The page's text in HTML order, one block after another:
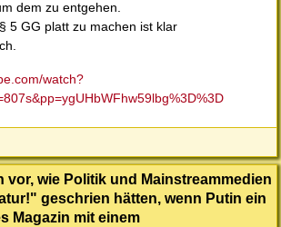
dem zu entgehen.
5 GG platt zu machen ist klar
watch?
vor, wie Politik und Mainstreammedien
geschrien hätten, wenn Putin ein
Magazin mit einem